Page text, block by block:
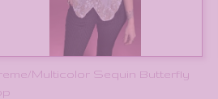
Multicolor Sequin Butterfly